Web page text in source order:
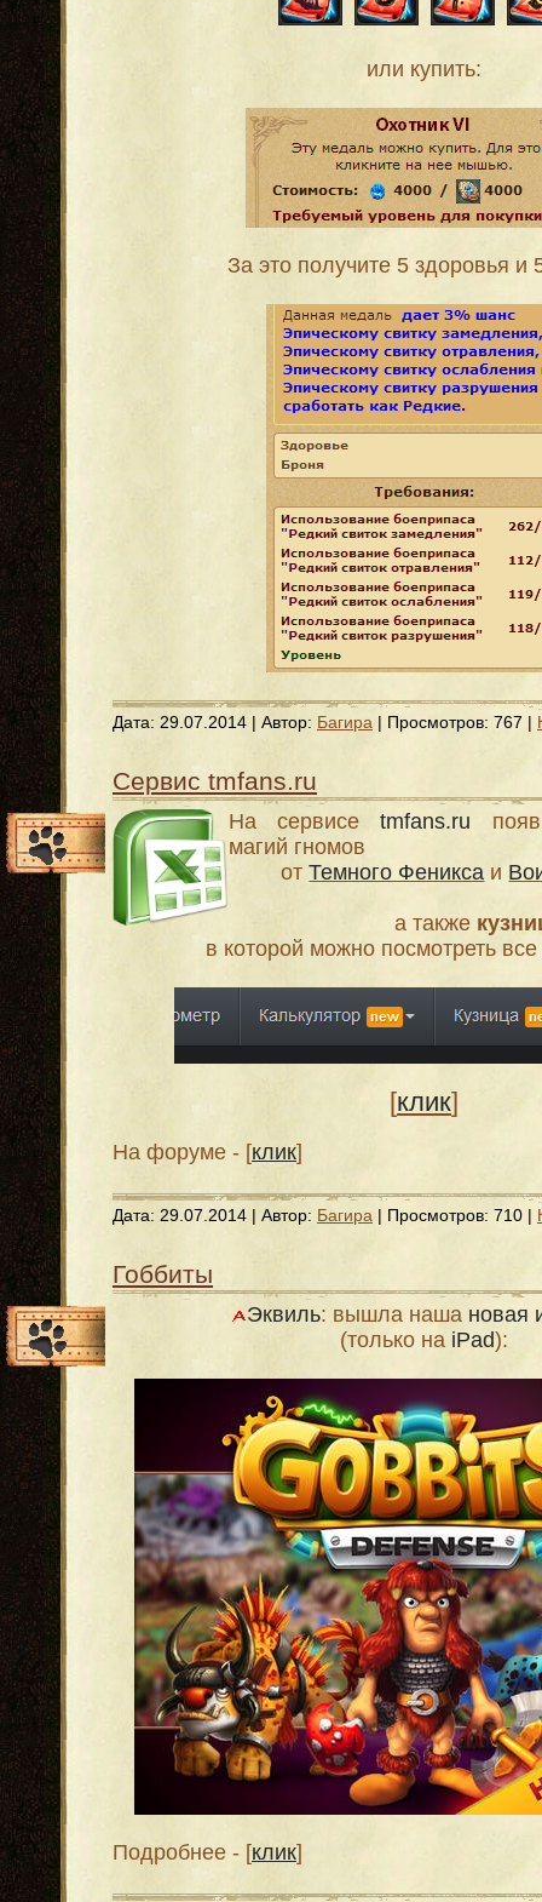
или купить:
За это получите 5 здоровья и
Дата: 29.07.2014 | Автор: Багира | Просмотров: 767 |
Сервис tmfans.ru
На сервисеtmfans.ru
магий гномов
отТемного Феникса и
а также
в которой можно посмотреть
[клик]
На форуме - [клик]
Дата: 29.07.2014 | Автор: Багира | Просмотров: 710 |
Гоббиты
Эквиль: вышла наша новая
(только на iPad):
Подробнее - [клик]